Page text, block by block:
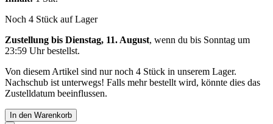
Noch 4 Stück auf Lager
Zustellung bis Dienstag, 11. August, wenn du bis Sonntag um
23:59 Uhrbestellst.
Von diesem Artikel sind nur noch 4 Stück in unserem Lager.
Nachschub ist unterwegs! Falls mehr bestellt wird, könnte dies das
Zustelldatum beeinflussen.
In den Warenkorb